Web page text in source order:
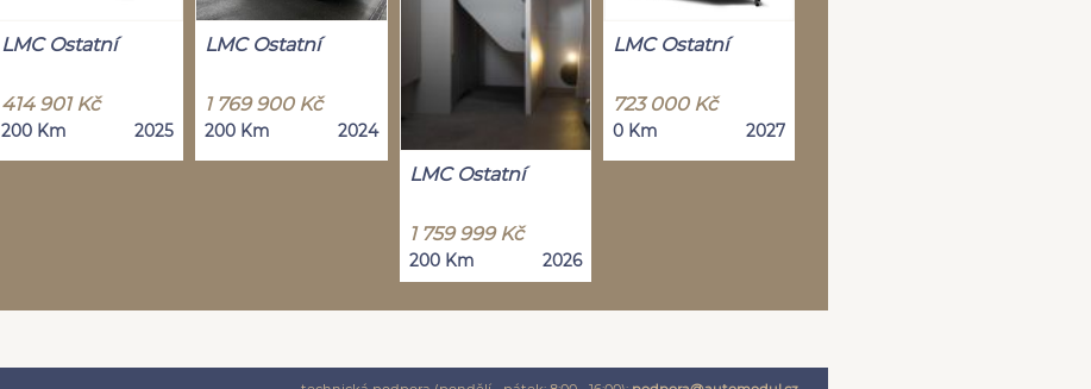
LMC Ostatní
414 901 Kč
200 Km 2025
LMC Ostatní
1 769 900 Kč
200 Km 2024
LMC Ostatní
1 759 999 Kč
200 Km 2026
LMC Ostatní
723 000 Kč
0 Km 2027